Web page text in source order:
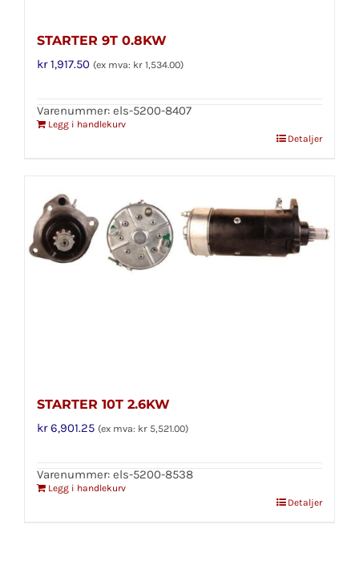
STARTER 9T 0.8KW
kr1,917.50 (ex mva: kr 1,534.00)
Varenummer: els-5200-8407
Legg i handlekurv
Detaljer
STARTER 10T 2.6KW
kr6,901.25 (ex mva: kr 5,521.00)
Varenummer: els-5200-8538
Legg i handlekurv
Detaljer